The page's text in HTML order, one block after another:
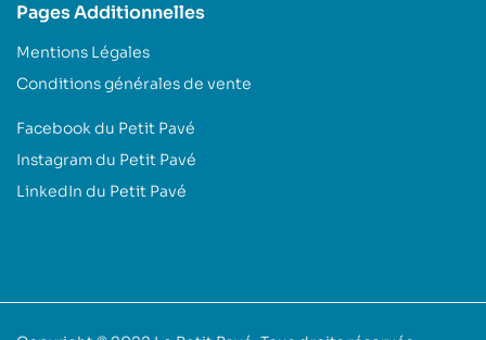
Pages Additionnelles
Mentions Légales
Conditions générales de vente
Facebook du Petit Pavé
Instagram du Petit Pavé
LinkedIn du Petit Pavé